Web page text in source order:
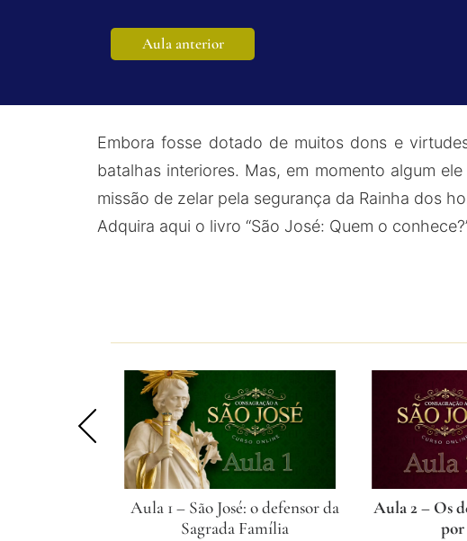
Aula anterior
Embora fosse dotado de muitos dons e
batalhas interiores. Mas, em momento algum
missão de zelar pela segurança da Rainha dos
Adquira aqui o livro “São José: Quem o
Aula 1 – São José: o defensor da
Sagrada Família
Aula 2 – Os
por